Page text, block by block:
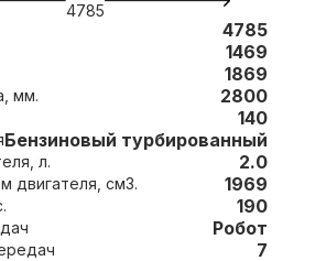
4785
4785
1469
1869
Колесная база, мм. 2800
140
Бензиновый турбированный
Объем двигателя, л. 2.0
Рабочий объем двигателя, см3. 1969
190
Робот
передач 7